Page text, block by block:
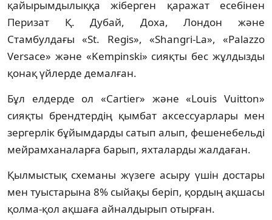
қайырымдылыққа жіберген қаражат есебінен
Перизат Қ. Дубай, Доха, Лондон және
Стамбулдағы «St. Regis», «Shangri-La», «Palazzo
Versace» және «Kempinski» сияқты бес жұлдызды
қонақ үйлерде демалған.
Бұл елдерде ол «Cartier» және «Louis Vuitton»
сияқты брендтердің қымбат аксессуарлары мен
зергерлік бұйымдарды сатып алып, фешенебельді
мейрамханаларға барып, яхталарды жалдаған.
Қылмыстық схеманы жүзеге асыру үшін достары
мен туыстарына 8% сыйақы беріп, қордың ақшасы
қолма-қол ақшаға айналдырып отырған.